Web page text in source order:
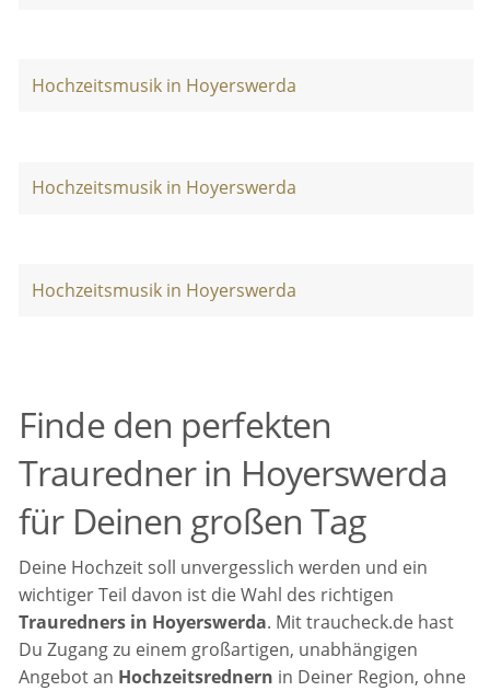
Hochzeitsmusik in Hoyerswerda
Hochzeitsmusik in Hoyerswerda
Hochzeitsmusik in Hoyerswerda
Finde den perfekten
Trauredner in Hoyerswerda
für Deinen großen Tag
Deine Hochzeit soll unvergesslich werden und ein
wichtiger Teil davon ist die Wahl des richtigen
Trauredners in Hoyerswerda. Mit traucheck.de hast
Du Zugang zu einem großartigen, unabhängigen
Angebot an Hochzeitsrednern in Deiner Region, ohne